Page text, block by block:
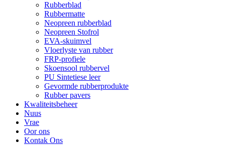
Rubberblad
Rubbermatte
Neopreen rubberblad
Neopreen Stofrol
EVA-skuimvel
Vloerlyste van rubber
FRP-profiele
Skoensool rubbervel
PU Sintetiese leer
Gevormde rubberprodukte
Rubber pavers
Kwaliteitsbeheer
Nuus
Vrae
Oor ons
Kontak Ons